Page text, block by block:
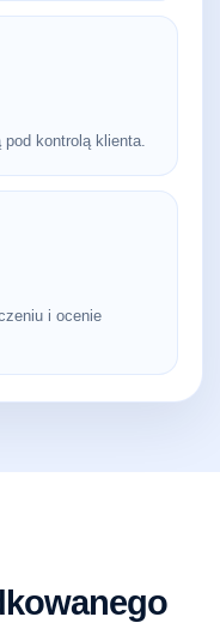
pod kontrolą klienta.
i ocenie